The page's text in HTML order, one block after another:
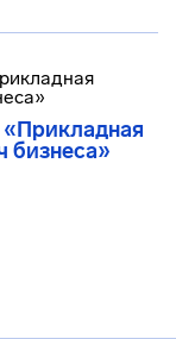
бизнеса»